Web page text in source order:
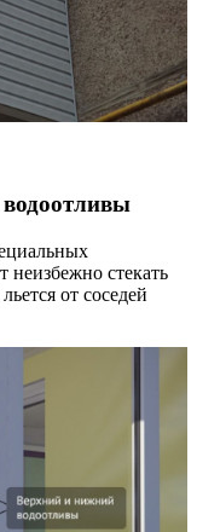
неизбежно стекать
от соседей